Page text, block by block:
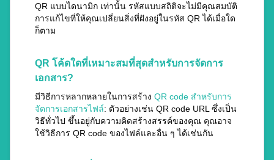
QR แบบไดนามิก เท่านั้น รหัสแบบสถิติจะไม่มีคุณสมบัติ
การแก้ไขที่ให้คุณเปลี่ยนสิ่งที่ฝังอยู่ในรหัส QR ได้เมื่อใด
ก็ตาม
QR โค้ดใดที่เหมาะสมที่สุดสำหรับการจัดการ
เอกสาร?
มีวิธีการหลากหลายในการสร้าง QR code สำหรับการ
จัดการเอกสารไฟล์: ตัวอย่างเช่น QR code URL ซึ่งเป็น
วิธีทั่วไป ขึ้นอยู่กับความคิดสร้างสรรค์ของคุณ คุณอาจ
ใช้วิธีการ QR code ของไฟล์และอื่น ๆ ได้เช่นกัน